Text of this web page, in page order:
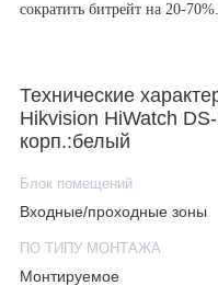
сократить битрейт на 20-70%.
конструктивом крепления
Ethernet-кабелю (PoE).
HiWatch DS-I252 –
видеонаблюдения в офисе
Технические
Hikvision HiWatch
корп.:белый
Блок помещений
Входные/проходные зоны
ПО ТИПУ МОНТАЖА
Монтируемое